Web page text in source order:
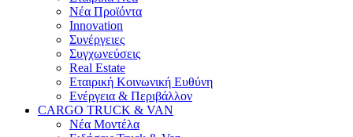
Νέα Προϊόντα
Innovation
Συνέργειες
Συγχωνεύσεις
Real Estate
Εταιρική Κοινωνική Ευθύνη
Ενέργεια & Περιβάλλον
CARGO TRUCK & VAN
Νέα Μοντέλα